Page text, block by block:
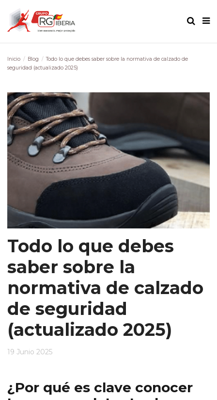
Inicio Blog
Todo lo que debes saber sobre la normativa de calzado de
seguridad (actualizado 2025)
Todo lo que debes
saber sobre la
normativa de calzado
de seguridad
(actualizado 2025)
19 Junio 2025
¿Por qué es clave conocer